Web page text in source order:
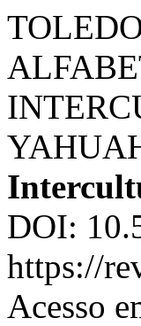
DOI:
https://
Acesso